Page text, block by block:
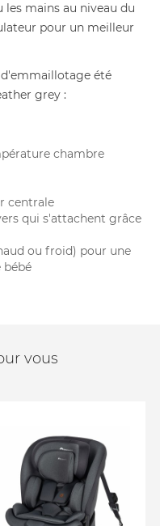
les mains au niveau du
pour un meilleur
été
grey :
chambre
centrale
qui s'attachent grâce
ou froid) pour une
vous